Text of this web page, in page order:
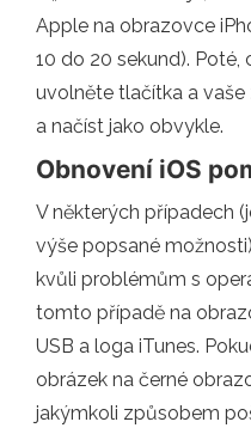
Apple na obrazovce
10 do 20 sekund).
uvolněte tlačítka a
a načíst jako obvykle.
Obnovení iOS
V některých případech
výše popsané
kvůli problémům s
tomto případě na
USB a loga iTunes.
obrázek na černé
jakýmkoli způsobem